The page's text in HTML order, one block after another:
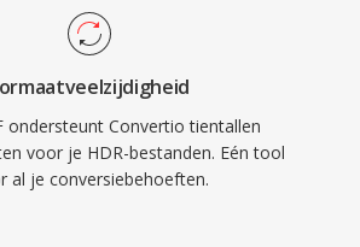
ondersteunt Convertio tientallen
voor je HDR-bestanden. Eén tool
al je conversiebehoeften.